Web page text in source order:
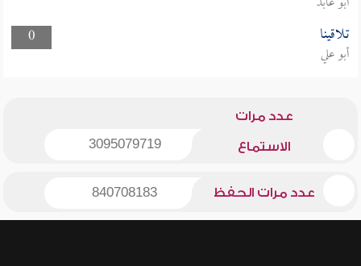
0
تلاقينا
أبو علي
عدد مرات
الاستماع 3095079719
عدد مرات الحفظ 840708183